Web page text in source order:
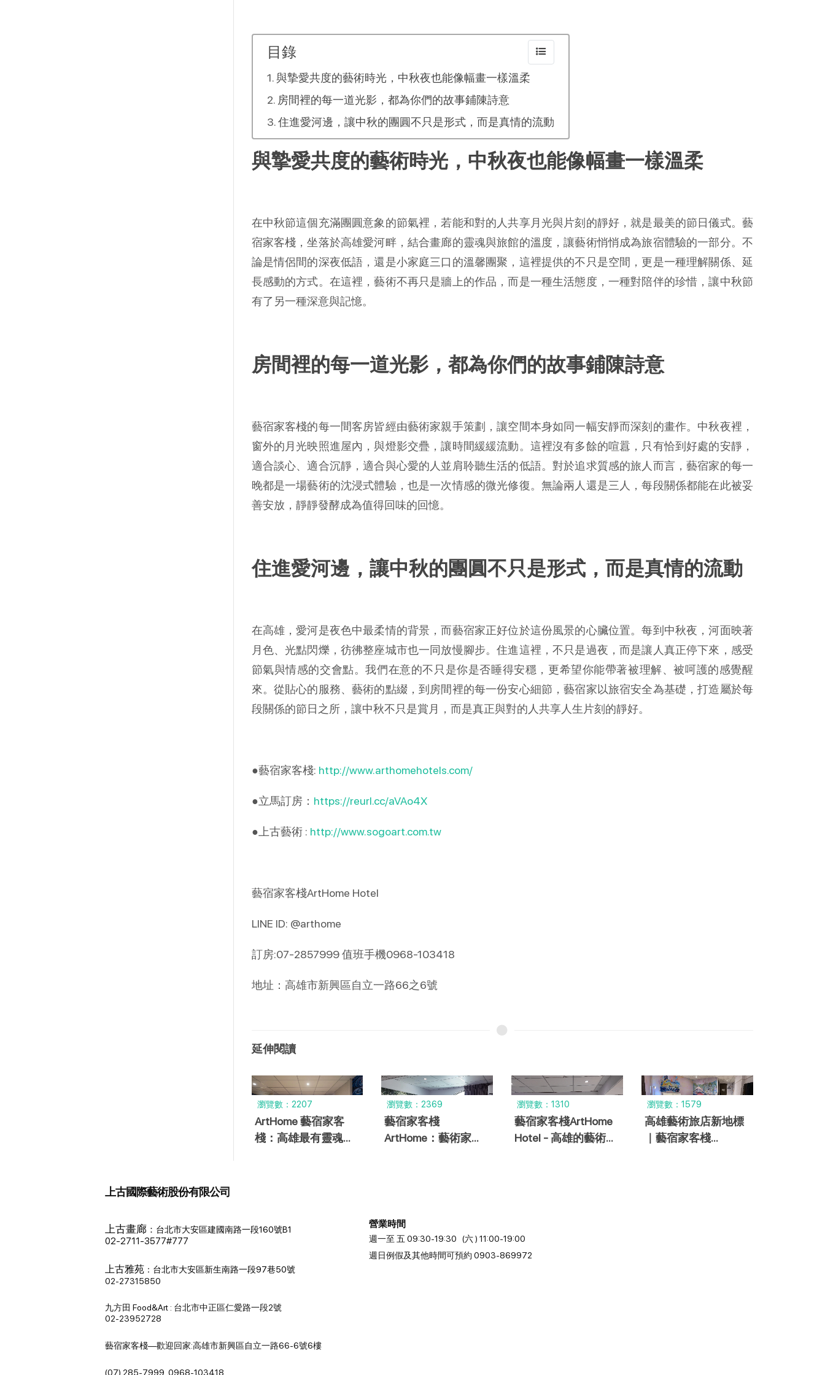
目錄
與摯愛共度的藝術時光，中秋夜也能像幅畫一樣溫柔
房間裡的每一道光影，都為你們的故事鋪陳詩意
住進愛河邊，讓中秋的團圓不只是形式，而是真情的流動
與摯愛共度的藝術時光，中秋夜也能像幅畫一樣溫柔
在中秋節這個充滿團圓意象的節氣裡，若能和對的人共享月光與片刻的靜好，就是最美的節日儀式。藝
宿家客棧，坐落於高雄愛河畔，結合畫廊的靈魂與旅館的溫度，讓藝術悄悄成為旅宿體驗的一部分。不
論是情侶間的深夜低語，還是小家庭三口的溫馨團聚，這裡提供的不只是空間，更是一種理解關係、延
長感動的方式。在這裡，藝術不再只是牆上的作品，而是一種生活態度，一種對陪伴的珍惜，讓中秋節
有了另一種深意與記憶。
房間裡的每一道光影，都為你們的故事鋪陳詩意
藝宿家客棧的每一間客房皆經由藝術家親手策劃，讓空間本身如同一幅安靜而深刻的畫作。中秋夜裡，
窗外的月光映照進屋內，與燈影交疊，讓時間緩緩流動。這裡沒有多餘的喧囂，只有恰到好處的安靜，
適合談心、適合沉靜，適合與心愛的人並肩聆聽生活的低語。對於追求質感的旅人而言，藝宿家的每一
晚都是一場藝術的沈浸式體驗，也是一次情感的微光修復。無論兩人還是三人，每段關係都能在此被妥
善安放，靜靜發酵成為值得回味的回憶。
住進愛河邊，讓中秋的團圓不只是形式，而是真情的流動
在高雄，愛河是夜色中最柔情的背景，而藝宿家正好位於這份風景的心臟位置。每到中秋夜，河面映著
月色、光點閃爍，彷彿整座城市也一同放慢腳步。住進這裡，不只是過夜，而是讓人真正停下來，感受
節氣與情感的交會點。我們在意的不只是你是否睡得安穩，更希望你能帶著被理解、被呵護的感覺醒
來。從貼心的服務、藝術的點綴，到房間裡的每一份安心細節，藝宿家以旅宿安全為基礎，打造屬於每
段關係的節日之所，讓中秋不只是賞月，而是真正與對的人共享人生片刻的靜好。
●藝宿家客棧: http://www.arthomehotels.com/
●立馬訂房： https://reurl.cc/aVAo4X
●上古藝術 : http://www.sogoart.com.tw
藝宿家客棧ArtHome Hotel
LINE ID: @arthome
訂房:07-2857999 值班手機0968-103418
地址：高雄市新興區自立一路66之6號
延伸閱讀
瀏覽數：2207
ArtHome 藝宿家客
棧：高雄最有靈魂的
瀏覽數：2369
藝宿家客棧
ArtHome：藝術家駐
瀏覽數：1310
藝宿家客棧ArtHome
Hotel - 高雄的藝術擁
瀏覽數：1579
高雄藝術旅店新地標
｜藝宿家客棧
上古國際藝術股份有限公司
上古畫廊 ： 台北市大安區建國南路一段160號B1
02-2711-3577#777
上古雅苑 ： 台北市大安區新生南路一段97巷50號
02-27315850
九方田 Food&Art : 台北市中正區仁愛路一段2號
02-23952728
藝宿家客棧—歡迎回家:高雄市新興區自立一路66-6號6樓
(07) 285-7999, 0968-103418
營業時間
週一至 五 09:30-19:30 (六 ) 11:00-19:00
週日例假及其他時間可預約 0903-869972